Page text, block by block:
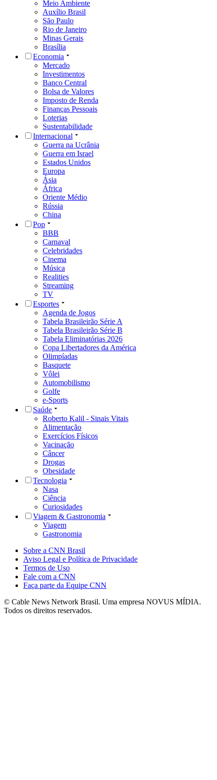
Meio Ambiente
Auxílio Brasil
São Paulo
Rio de Janeiro
Minas Gerais
Brasília
Economia
Mercado
Investimentos
Banco Central
Bolsa de Valores
Imposto de Renda
Finanças Pessoais
Loterias
Sustentabilidade
Internacional
Guerra na Ucrânia
Guerra em Israel
Estados Unidos
Europa
Ásia
África
Oriente Médio
Rússia
China
Pop
BBB
Carnaval
Celebridades
Cinema
Música
Realities
Streaming
TV
Esportes
Agenda de Jogos
Tabela Brasileirão Série A
Tabela Brasileirão Série B
Tabela Eliminatórias 2026
Copa Libertadores da América
Olimpíadas
Basquete
Vôlei
Automobilismo
Golfe
e-Sports
Saúde
Roberto Kalil - Sinais Vitais
Alimentação
Exercícios Físicos
Vacinação
Câncer
Drogas
Obesidade
Tecnologia
Nasa
Ciência
Curiosidades
Viagem & Gastronomia
Viagem
Gastronomia
Sobre a CNN Brasil
Aviso Legal e Política de Privacidade
Termos de Uso
Fale com a CNN
Faça parte da Equipe CNN
© Cable News Network Brasil. Uma empresa NOVUS MÍDIA.
Todos os direitos reservados.